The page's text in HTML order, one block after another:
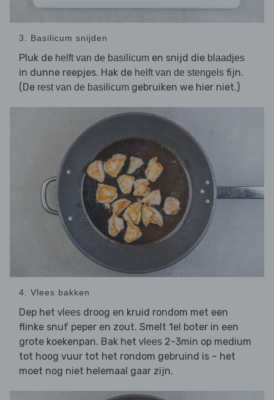
3. Basilicum snijden
Pluk de helft van de basilicum en snijd die blaadjes
in dunne reepjes. Hak de helft van de stengels fijn.
(De rest van de basilicum gebruiken we hier niet.)
4. Vlees bakken
Dep het vlees droog en kruid rondom met een
flinke snuf peper en zout. Smelt 1el boter in een
grote koekenpan. Bak het vlees 2-3min op medium
tot hoog vuur tot het rondom gebruind is – het
moet nog niet helemaal gaar zijn.